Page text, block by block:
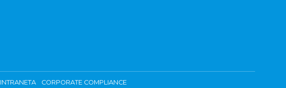
INTRANETA CORPORATE COMPLIANCE